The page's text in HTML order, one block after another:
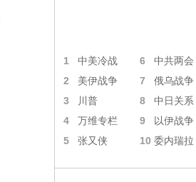
1 中美冷战 6 中共两会
2 美伊战争 7 俄乌战争
3 川普 8 中日关系
4 万维专栏 9 以伊战争
5 张又侠 10 委内瑞拉